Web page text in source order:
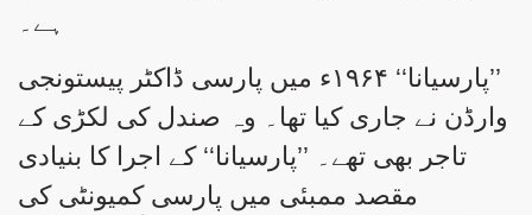
ہے۔
’’پارسیانا‘‘ ۱۹۶۴ء میں پارسی ڈاکٹر پیستونجی
وارڈن نے جاری کیا تھا۔ وہ صندل کی لکڑی کے
تاجر بھی تھے۔ ’’پارسیانا‘‘ کے اجرا کا بنیادی
مقصد ممبئی میں پارسی کمیونٹی کی